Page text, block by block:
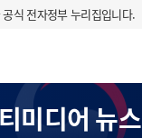
식 전자정부 누리집입니다.
미디어 뉴스